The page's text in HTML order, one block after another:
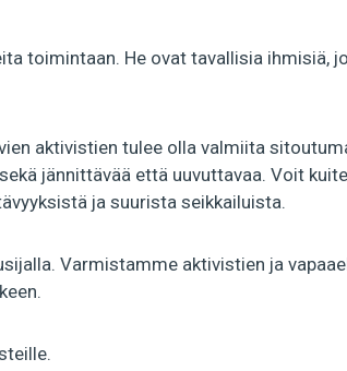
toimintaan. He ovat tavallisia ihmisiä,
aktivistien tulee olla valmiita
jännittävää että uuvuttavaa. Voit
ja suurista seikkailuista.
Varmistamme aktivistien ja